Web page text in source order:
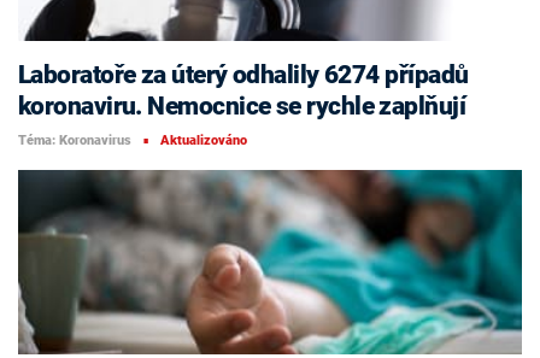
Laboratoře za úterý odhalily 6274 případů
koronaviru. Nemocnice se rychle zaplňují
Téma: Koronavirus ■ Aktualizováno